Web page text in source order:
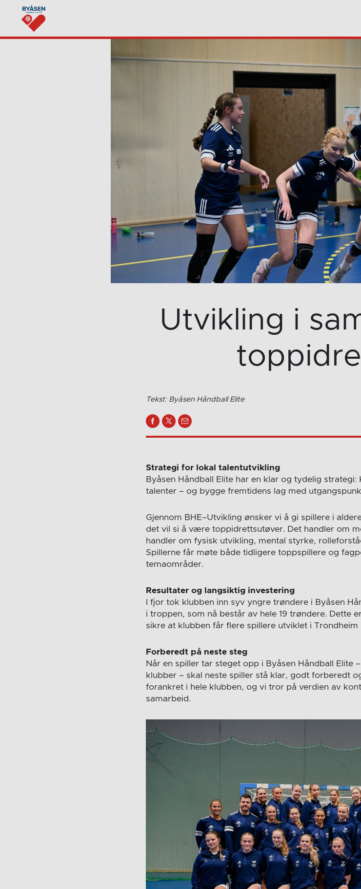
Utvikling i
Tekst: Byåsen Håndball Elite
Strategi for lokal talentutvikling
Byåsen Håndball Elite har en klar og tydelig
talenter – og bygge fremtidens lag med
Gjennom BHE–Utvikling ønsker vi å gi spillere i
det vil si å være toppidrettsutøver. Det handler om
handler om fysisk utvikling, mental styrke,
Spillerne får møte både tidligere toppspillere og
temaområder.
Resultater og langsiktig investering
I fjor tok klubben inn syv yngre trøndere i Byåsen
i troppen, som nå består av hele 19 trøndere. Dette
sikre at klubben får flere spillere utviklet i Trondheim
Forberedt på neste steg
Når en spiller tar steget opp i Byåsen Håndball Elite
klubber – skal neste spiller stå klar, godt forberedt
forankret i hele klubben, og vi tror på verdien av
samarbeid.